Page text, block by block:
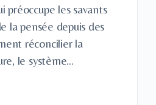
préoccupe les savants
la pensée depuis des
réconcilier la
le système…